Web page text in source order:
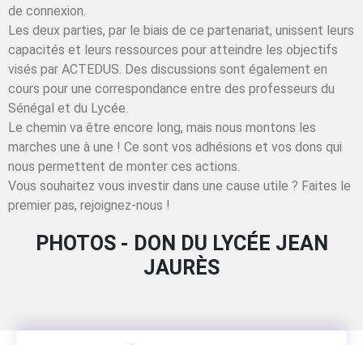
de connexion.
Les deux parties, par le biais de ce partenariat, unissent leurs
capacités et leurs ressources pour atteindre les objectifs
visés par ACTEDUS. Des discussions sont également en
cours pour une correspondance entre des professeurs du
Sénégal et du Lycée.
Le chemin va être encore long, mais nous montons les
marches une à une ! Ce sont vos adhésions et vos dons qui
nous permettent de monter ces actions.
Vous souhaitez vous investir dans une cause utile ? Faites le
premier pas, rejoignez-nous !
PHOTOS - DON DU LYCÉE JEAN
JAURÈS